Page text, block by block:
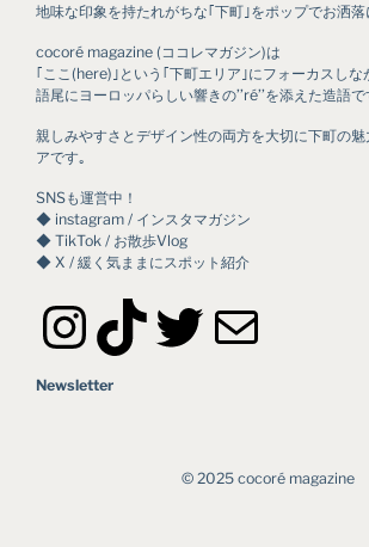
地味な印象を持たれがちな｢下町｣をポップでお洒落
cocoré magazine (ココレマガジン)は
｢ここ(here)｣という｢下町エリア｣にフォーカスしな
語尾にヨーロッパらしい響きの’’ré’’を添えた造語で
親しみやすさとデザイン性の両方を大切に下町の
アです｡
SNSも運営中！
◆ instagram / インスタマガジン
◆ TikTok / お散歩Vlog
◆ X / 緩く気ままにスポット紹介
InstagramTikTok Twitter メール
Newsletter
©︎ 2025 cocoré magazine